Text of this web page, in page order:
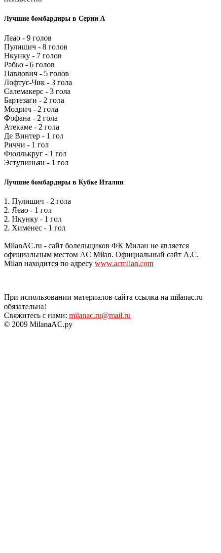
Лучшие бомбардиры в Серии А
Леао - 9 голов
Пулишич - 8 голов
Нкунку - 7 голов
Рабьо - 6 голов
Павлович - 5 голов
Лофтус-Чик - 3 гола
Салемакерс - 3 гола
Бартезаги - 2 гола
Модрич - 2 гола
Фофана - 2 гола
Атекаме - 2 гола
Де Винтер - 1 гол
Риччи - 1 гол
Фюллькруг - 1 гол
Эступиньян - 1 гол
Лучшие бомбардиры в Кубке Италии
1. Пулишич - 2 гола
2. Леао - 1 гол
2. Нкунку - 1 гол
2. Хименес - 1 гол
MilanAC.ru - сайт болельщиков ФК Милан не является
официальным местом AC Milan. Официальный сайт A.C.
Milan находится по адресу www.acmilan.com
При использовании материалов сайта ссылка на milanac.ru
обязательна!
Свяжитесь с нами: milanac.ru@mail.ru
© 2009 MilanaAC.ру